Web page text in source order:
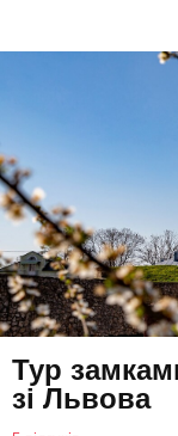
Тур
зі Львова